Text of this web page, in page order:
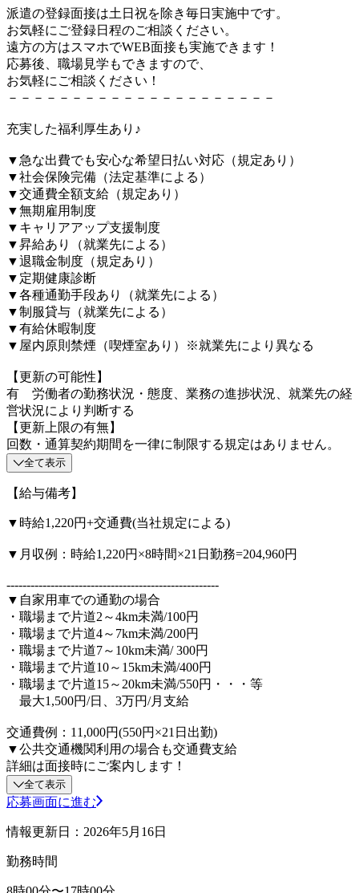
派遣の登録面接は土日祝を除き毎日実施中です。
お気軽にご登録日程のご相談ください。
遠方の方はスマホでWEB面接も実施できます！
応募後、職場見学もできますので、
お気軽にご相談ください！
－－－－－－－－－－－－－－－－－－－－－
充実した福利厚生あり♪
▼急な出費でも安心な希望日払い対応（規定あり）
▼社会保険完備（法定基準による）
▼交通費全額支給（規定あり）
▼無期雇用制度
▼キャリアアップ支援制度
▼昇給あり（就業先による）
▼退職金制度（規定あり）
▼定期健康診断
▼各種通勤手段あり（就業先による）
▼制服貸与（就業先による）
▼有給休暇制度
▼屋内原則禁煙（喫煙室あり）※就業先により異なる
【更新の可能性】
有 労働者の勤務状況・態度、業務の進捗状況、就業先の経
営状況により判断する
【更新上限の有無】
回数・通算契約期間を一律に制限する規定はありません。
全て表示
【給与備考】
▼時給1,220円+交通費(当社規定による)
▼月収例：時給1,220円×8時間×21日勤務=204,960円
-----------------------------------------------------
▼自家用車での通勤の場合
・職場まで片道2～4km未満/100円
・職場まで片道4～7km未満/200円
・職場まで片道7～10km未満/ 300円
・職場まで片道10～15km未満/400円
・職場まで片道15～20km未満/550円・・・等
最大1,500円/日、3万円/月支給
交通費例：11,000円(550円×21日出勤)
▼公共交通機関利用の場合も交通費支給
詳細は面接時にご案内します！
全て表示
応募画面に進む
情報更新日：2026年5月16日
勤務時間